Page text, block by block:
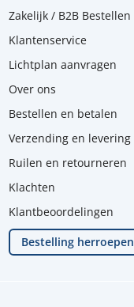
Zakelijk / B2B Bestellen
Klantenservice
Lichtplan aanvragen
Over ons
Bestellen en betalen
Verzending en levering
Ruilen en retourneren
Klachten
Klantbeoordelingen
Bestelling herroepen